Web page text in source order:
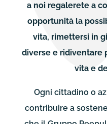
a noi regalerete a
opportunità la
vita, rimettersi in
diverse e ridiventare
vita e
Ogni cittadino o
contribuire a